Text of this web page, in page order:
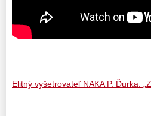
Elitný vyšetrovateľ NAKA P. Ďurka: